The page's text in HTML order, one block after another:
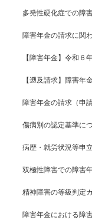
多発性硬化症での障
障害年金の請求に関
【障害年金】令和６
【遡及請求】障害年
障害年金の請求（申
傷病別の認定基準に
病歴・就労状況等申
双極性障害での障害
精神障害の等級判定
障害年金における障